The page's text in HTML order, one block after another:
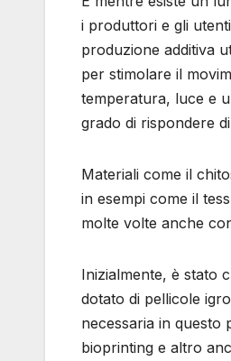
i produttori e gli
produzione additiva
per stimolare il
temperatura, luce e
grado di rispondere
Materiali come il
in esempi come il
molte volte anche
Inizialmente, è stato
dotato di pellicole
necessaria in questo
bioprinting e altro